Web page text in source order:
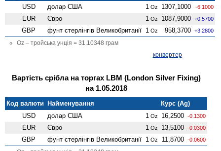
USD
долар США 1 Oz 1307,1000 -6.1000
EUR Євро 1 Oz 1087,9000 +0.5700
GBP фунт стерлінгів Велико­британії 1 Oz 958,3700 +3.2800
Oz – тройська унція = 31.10348 грам
конвертер
Вартість срібла на торгах LBM (London Silver Fixing)
на 1.05.2018
Код валюти Найменування
Курс (Ag)
USD
долар США 1 Oz 16,2500 -0.1300
EUR Євро 1 Oz 13,5100 -0.0300
GBP фунт стерлінгів Велико­британії 1 Oz 11,8700 -0.0600